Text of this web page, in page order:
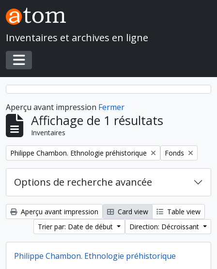
Skip to main content
Inventaires et archives en ligne
Toggle navigation
Aperçu avant impression Fermer
Affichage de 1 résultats
Inventaires
Remove filter:
Philippe Chambon. Ethnologie préhistorique Remove filter:
Fonds
Options de recherche avancée
Aperçu avant impression Card view
Table view
Trier par: Date de début
Direction: Décroissant
Philippe Chambon. Ethnologie préhistorique